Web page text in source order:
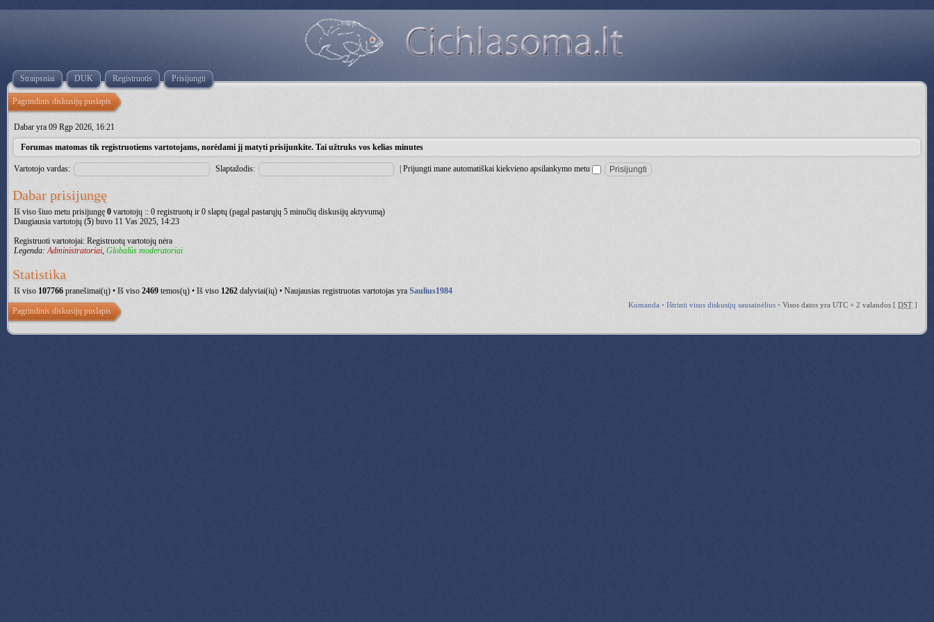
Straipsniai DUK Registruotis Prisijungti
Pagrindinis diskusijų puslapis
Dabar yra 09 Rgp 2026, 16:21
Forumas matomas tik registruotiems vartotojams, norėdami jį matyti prisijunkite. Tai užtruks vos kelias minutes
Vartotojo vardas: Slaptažodis: |Prijungti mane automatiškai kiekvieno apsilankymo metu
Dabar prisijungę
Iš viso šiuo metu prisijungę 0 vartotojų :: 0 registruotų ir 0 slaptų (pagal pastarųjų 5 minučių diskusijų aktyvumą)
Daugiausia vartotojų (5) buvo 11 Vas 2025, 14:23
Registruoti vartotojai: Registruotų vartotojų nėra
Legenda:Administratoriai, Globalūs moderatoriai
Statistika
Iš viso 107766 pranešimai(ų) • Iš viso 2469 temos(ų) • Iš viso 1262 dalyviai(ių) • Naujausias registruotas vartotojas yra Saulius1984
Komanda • Ištrinti visus diskusijų sausainėlius • Visos datos yra UTC + 2 valandos [ DST ]
Pagrindinis diskusijų puslapis